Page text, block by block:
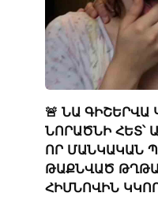
🚨 ՆԱ
ՆՈՐԱԾՆԻ ՀԵՏ՝
ՈՐ ՄԱՆԿԱԿԱՆ
ԹԱՔՆՎԱԾ
ՀԻՄՆՈՎԻՆ